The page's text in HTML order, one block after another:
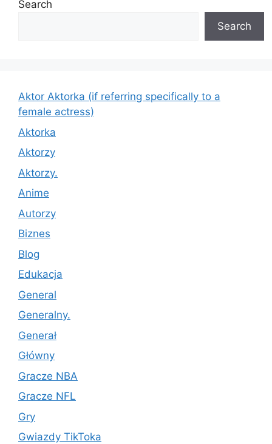
Search
Search
Aktor Aktorka (if referring specifically to a
female actress)
Aktorka
Aktorzy
Aktorzy.
Anime
Autorzy
Biznes
Blog
Edukacja
General
Generalny.
Generał
Główny
Gracze NBA
Gracze NFL
Gry
Gwiazdy TikToka